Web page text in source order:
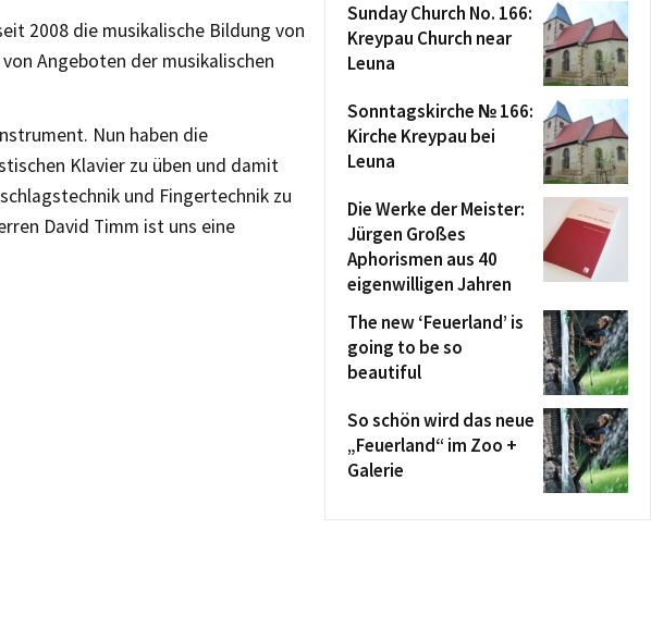
2008 die musikalische Bildung von
Angeboten der musikalischen
Nun haben die
Klavier zu üben und damit
und Fingertechnik zu
David Timm ist uns eine
Sunday Church No. 166:
Kreypau Church near
Leuna
Sonntagskirche № 166:
Kirche Kreypau bei
Leuna
Die Werke der Meister:
Jürgen Großes
Aphorismen aus 40
eigenwilligen Jahren
The new ‘Feuerland’ is
going to be so
beautiful
So schön wird das neue
„Feuerland“ im Zoo +
Galerie